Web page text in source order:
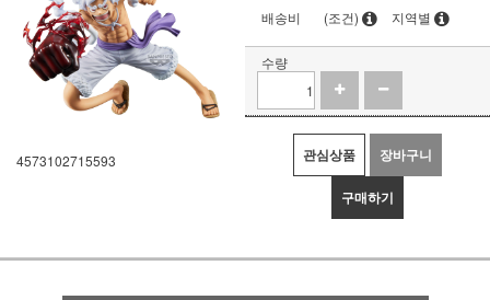
4573102715593
배송비
(조건) 지역별
수량
관심상품 장바구니
구매하기